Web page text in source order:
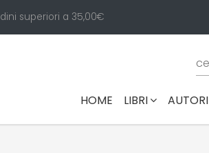
superiori a 35,00€
HOME (CURRENT)
LIBRI AUTORI